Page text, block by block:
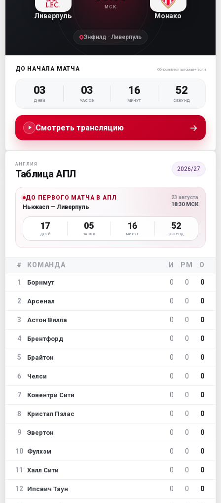
Ливерпуль
МСК
Монако
Энфилд · Ливерпуль
ДО НАЧАЛА МАТЧА Обновляется автоматически
03
ДНЕЙ
03
ЧАСОВ
16
МИНУТ
51
СЕКУНД
Смотреть трансляцию →
АНГЛИЯ
Таблица АПЛ 2026/27
ДО ПЕРВОГО МАТЧА В АПЛ
Ньюкасл — Ливерпуль
23 августа
18:30 МСК
17
ДНЕЙ
05
ЧАСОВ
16
МИНУТ
51
СЕКУНД
# КОМАНДА И РМ О
1 Борнмут 0 0 0
2 Арсенал 0 0 0
3 Астон Вилла 0 0 0
4 Брентфорд 0 0 0
5 Брайтон 0 0 0
6 Челси 0 0 0
7 Ковентри Сити 0 0 0
8 Кристал Пэлас 0 0 0
9 Эвертон 0 0 0
10 Фулхэм 0 0 0
11 Халл Сити 0 0 0
12 Ипсвич Таун 0 0 0